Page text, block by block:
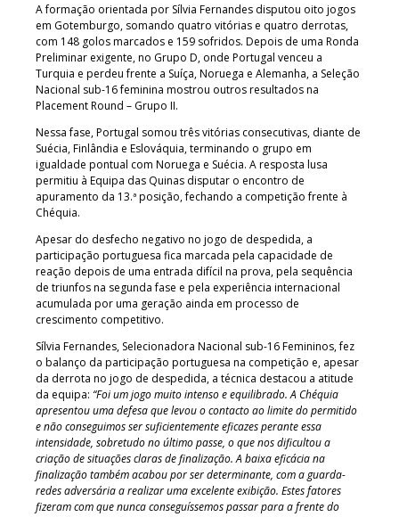
A formação orientada por Sílvia Fernandes disputou oito jogos
em Gotemburgo, somando quatro vitórias e quatro derrotas,
com 148 golos marcados e 159 sofridos. Depois de uma Ronda
Preliminar exigente, no Grupo D, onde Portugal venceu a
Turquia e perdeu frente a Suíça, Noruega e Alemanha, a Seleção
Nacional sub-16 feminina mostrou outros resultados na
Placement Round – Grupo II.
Nessa fase, Portugal somou três vitórias consecutivas, diante de
Suécia, Finlândia e Eslováquia, terminando o grupo em
igualdade pontual com Noruega e Suécia. A resposta lusa
permitiu à Equipa das Quinas disputar o encontro de
apuramento da 13.ª posição, fechando a competição frente à
Chéquia.
Apesar do desfecho negativo no jogo de despedida, a
participação portuguesa fica marcada pela capacidade de
reação depois de uma entrada difícil na prova, pela sequência
de triunfos na segunda fase e pela experiência internacional
acumulada por uma geração ainda em processo de
crescimento competitivo.
Sílvia Fernandes, Selecionadora Nacional sub-16 Femininos, fez
o balanço da participação portuguesa na competição e, apesar
da derrota no jogo de despedida, a técnica destacou a atitude
da equipa: “Foi um jogo muito intenso e equilibrado. A Chéquia
apresentou uma defesa que levou o contacto ao limite do permitido
e não conseguimos ser suficientemente eficazes perante essa
intensidade, sobretudo no último passe, o que nos dificultou a
criação de situações claras de finalização. A baixa eficácia na
finalização também acabou por ser determinante, com a guarda-
redes adversária a realizar uma excelente exibição. Estes fatores
fizeram com que nunca conseguíssemos passar para a frente do